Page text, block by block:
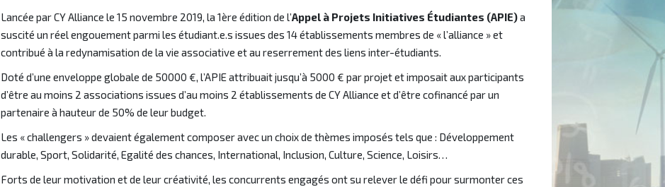
Lancée par CY Alliance le 15 novembre 2019, la 1ère édition de l’Appel à Projets Initiatives Étudiantes (APIE)a
suscité un réel engouement parmi les étudiant.e.s issues des 14 établissements membres de « l’alliance » et
contribué à la redynamisation de la vie associative et au reserrement des liens inter-étudiants.
Doté d’une enveloppe globale de 50000 €, l’APIE attribuait jusqu’à 5000 € par projet et imposait aux participants
d’être au moins 2 associations issues d’au moins 2 établissements de CY Alliance et d’être cofinancé par un
partenaire à hauteur de 50% de leur budget.
Les « challengers » devaient également composer avec un choix de thèmes imposés tels que : Développement
durable, Sport, Solidarité, Egalité des chances, International, Inclusion, Culture, Science, Loisirs…
Forts de leur motivation et de leur créativité, les concurrents engagés ont su relever le défi pour surmonter ces